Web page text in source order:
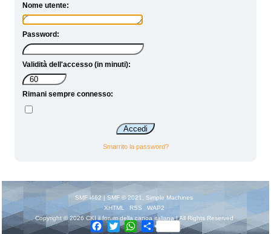
Nome utente:
Password:
Validità dell'accesso (in minuti):
Rimani sempre connesso:
Smarrito la password?
SMF i462 |SMF © 2021, Simple Machines
XHTML
RSS
WAP2
Copyright © 2026 CKI il forum della canoa italiana | All Rights Reserved
Facebook
TwitterWhatsApp
Share